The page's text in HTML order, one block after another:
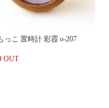
っこ 置時計 彩霞 o-207
OUT